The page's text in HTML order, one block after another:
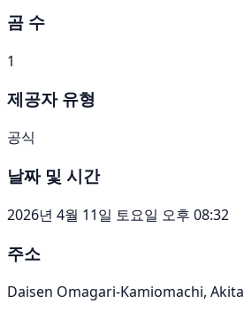
곰 수
1
제공자 유형
공식
날짜 및 시간
2026년 4월 11일 토요일 오후 08:32
주소
Daisen Omagari-Kamiomachi, Akita